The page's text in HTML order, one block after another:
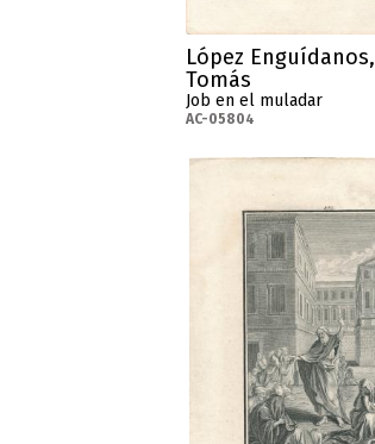
López Enguídanos,
Tomás
Job en el muladar
AC-05804